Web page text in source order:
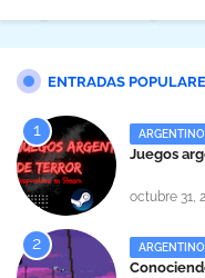
ENTRADAS
Juegos
octubre 31,